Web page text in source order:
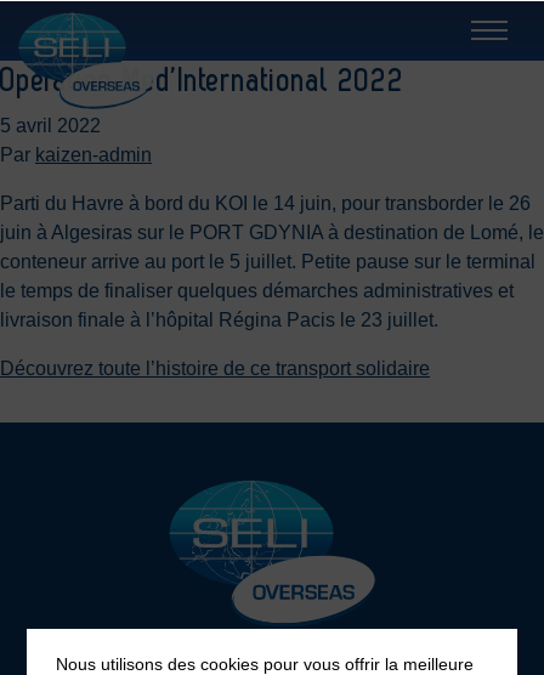
Opération Med’International 2022
5 avril 2022
Par kaizen-admin
Parti du Havre à bord du KOI le 14 juin, pour transborder le 26
juin à Algesiras sur le PORT GDYNIA à destination de Lomé, le
conteneur arrive au port le 5 juillet. Petite pause sur le terminal
le temps de finaliser quelques démarches administratives et
livraison finale à l’hôpital Régina Pacis le 23 juillet.
Découvrez toute l’histoire de ce transport solidaire
EXPERTISES
Nous utilisons des cookies pour vous offrir la meilleure